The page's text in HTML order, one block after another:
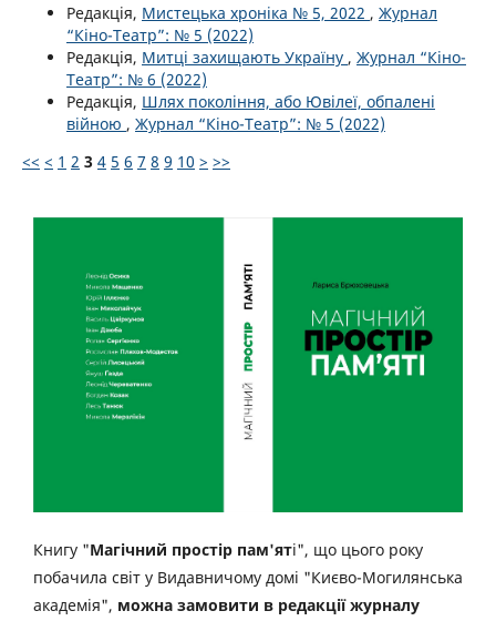
Редакція, Мистецька хроніка № 5, 2022 , Журнал
“Кіно-Театр”: № 5 (2022)
Редакція, Митці захищають Україну , Журнал “Кіно-
Театр”: № 6 (2022)
Редакція, Шлях покоління, або Ювілеї, обпалені
війною , Журнал “Кіно-Театр”: № 5 (2022)
<< < 1 2 3 4 5 6 7 8 9 10 > >>
Книгу "Магічний простір пам'яті", що цього року
побачила світ у Видавничому домі "Києво-Могилянська
академія", можна замовити в редакції журналу